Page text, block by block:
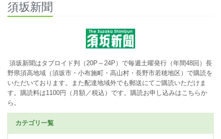
須坂新聞
須坂新聞はタブロイド判（20P～24P）で毎週土曜発行（年間48回）長
野県須高地域（須坂市・小布施町・高山村・長野市若穂地区）で購読を
いただいております。また配達地域外でも郵送にてご購読いただけま
す。購読料は1100円（月額／税込）です。 購読お申し込みはこちらか
ら。
カテゴリ一覧